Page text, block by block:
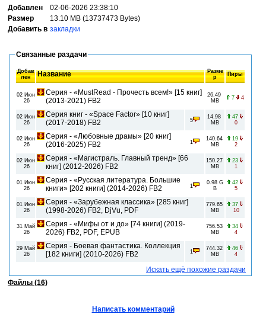
Добавлен
02-06-2026 23:38:10
Размер
13.10 MB (13737473 Bytes)
Добавить в закладки
Связанные раздачи
Добав
лен
Название
Разме
р
Пиры
02 Июн
26
Серия - «MustRead - Прочесть всем!» [15 книг]
(2013-2021) FB2
26.49
MB
7 4
02 Июн
26
Серия книг - «Space Factor» [10 книг]
(2017-2018) FB2
5
14.98
MB
47
0
02 Июн
26
Серия - «Любовные драмы» [20 книг]
(2016-2025) FB2
1
140.64
MB
19
2
02 Июн
26
Серия - «Магистраль. Главный тренд» [66
книг] (2012-2026) FB2
150.27
MB
23
1
01 Июн
26
Серия - «Русская литература. Большие
книги» [202 книги] (2014-2026) FB2
1
0.98 G
B
42
5
01 Июн
26
Серия - «Зарубежная классика» [285 книг]
(1998-2026) FB2, DjVu, PDF
779.65
MB
37
10
31 Май
26
Серия - «Мифы от и до» [74 книги] (2019-
2026) FB2, PDF, EPUB
756.53
MB
34
4
29 Май
26
Серия - Боевая фантастика. Коллекция
[182 книги] (2010-2026) FB2
1
744.32
MB
46
4
Искать ещё похожие раздачи
Файлы (16)
Написать комментарий